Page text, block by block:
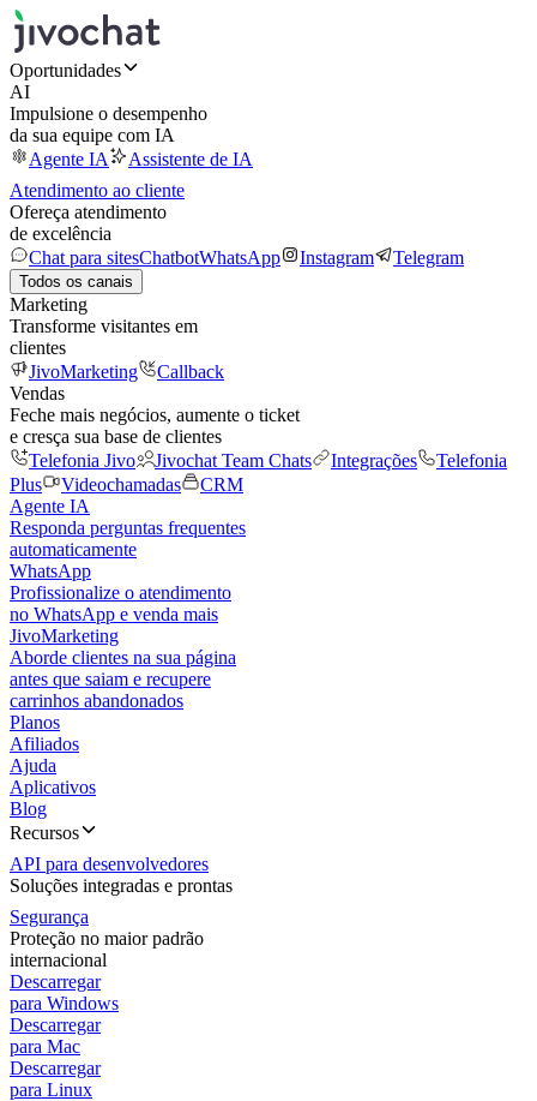
Oportunidades
AI
Impulsione o desempenho
da sua equipe com IA
Agente IA
Assistente de IA
Atendimento ao cliente
Ofereça atendimento
de excelência
Chat para sitesChatbotWhatsApp Instagram Telegram
Todos os canais
Marketing
Transforme visitantes em
clientes
JivoMarketing
Callback
Vendas
Feche mais negócios, aumente o ticket
e cresça sua base de clientes
Telefonia Jivo
Jivochat Team Chats Integrações
Telefonia
Plus
Videochamadas
CRM
Agente IA
Responda perguntas frequentes
automaticamente
WhatsApp
Profissionalize o atendimento
no WhatsApp e venda mais
JivoMarketing
Aborde clientes na sua página
antes que saiam e recupere
carrinhos abandonados
Planos
Afiliados
Ajuda
Aplicativos
Blog
Recursos
API para desenvolvedores
Soluções integradas e prontas
Segurança
Proteção no maior padrão
internacional
Descarregar
para Windows
Descarregar
para Mac
Descarregar
para Linux